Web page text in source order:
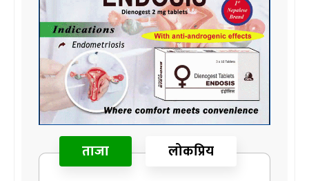
ताजा लोकप्रिय